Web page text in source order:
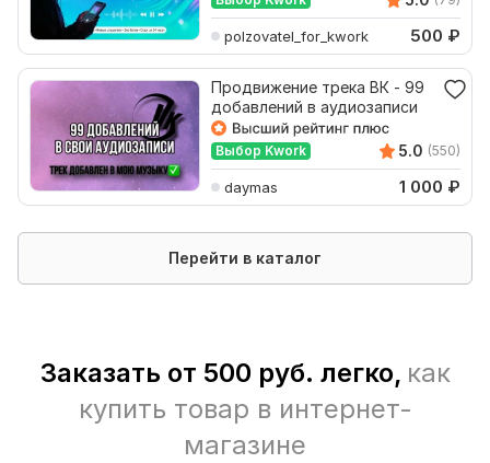
polzovatel_for_kwork 500 ₽
Продвижение трека ВК - 99
добавлений в аудиозаписи
Выбор Kwork 5.0 (550)
daymas 1 000 ₽
Перейти в каталог
Заказать от 500 руб. легко, как
купить товар в интернет-
магазине